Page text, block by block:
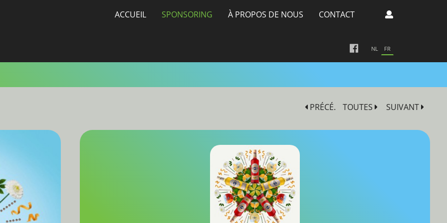
ACCUEIL SPONSORING À PROPOS DE NOUS CONTACT
NL FR
PRÉCÉ. TOUTES SUIVANT